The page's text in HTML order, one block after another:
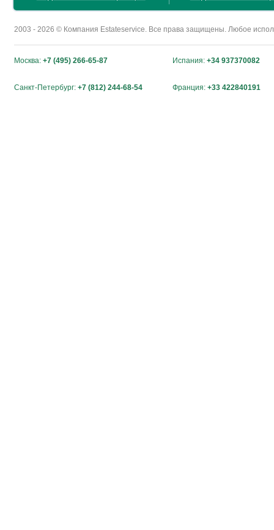
2003 - 2026 © Компания Estateservice. Все права защищены. Любое
Москва: +7 (495) 266-65-87 Испания: +34 937370082
Санкт-Петербург: +7 (812) 244-68-54 Франция: +33 422840191